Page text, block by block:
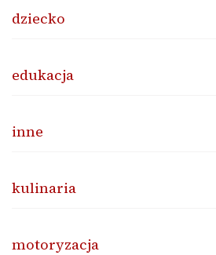
dziecko
edukacja
inne
kulinaria
motoryzacja